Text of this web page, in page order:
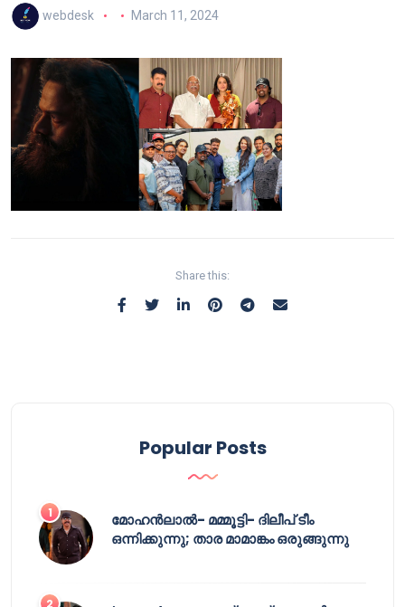
webdesk March 11, 2024
Share this:
Popular Posts
മോഹൻലാൽ- മമ്മൂട്ടി- ദിലീപ് ടീം
ഒന്നിക്കുന്നു; താര മാമാങ്കം ഒരുങ്ങുന്നു